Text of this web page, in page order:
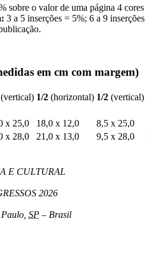
sobre o valor de uma página 4 cores
3 a 5 inserções = 5%; 6 a 9
em cm com margem)
(vertical) 1/2 (horizontal) 1/2 (vertical)
x 25,0 18,0 x 12,0 8,5 x 25,0
x 28,0 21,0 x 13,0 9,5 x 28,0
E CULTURAL
2026
Paulo SP – Brasil